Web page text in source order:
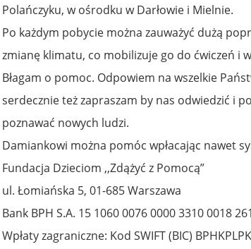
Polańczyku, w ośrodku w Darłowie i Mielnie.
Po każdym pobycie można zauważyć dużą
zmianę klimatu, co mobilizuje go do ćwiczeń i
Błagam o pomoc. Odpowiem na wszelkie
serdecznie też zapraszam by nas odwiedzić i
poznawać nowych ludzi.
Damiankowi można pomóc wpłacając nawet
Fundacja Dzieciom ,,Zdążyć z Pomocą”
ul. Łomiańska 5, 01-685 Warszawa
Bank BPH S.A. 15 1060 0076 0000 3310 0018
Wpłaty zagraniczne: Kod SWIFT (BIC) BPHKPLPK